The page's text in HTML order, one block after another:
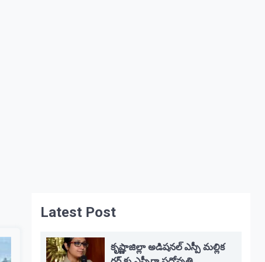
Latest Post
కృష్ణాజిల్లా అడిషనల్ ఎస్పీ మల్లిక